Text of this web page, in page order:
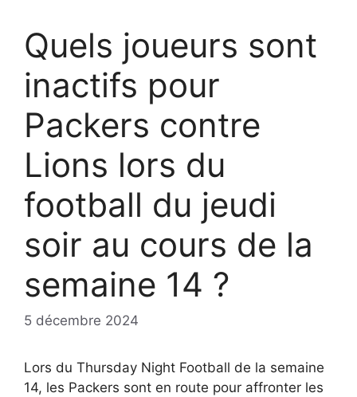
Quels joueurs sont
inactifs pour
Packers contre
Lions lors du
football du jeudi
soir au cours de la
semaine 14 ?
5 décembre 2024
Lors du Thursday Night Football de la semaine
14, les Packers sont en route pour affronter les